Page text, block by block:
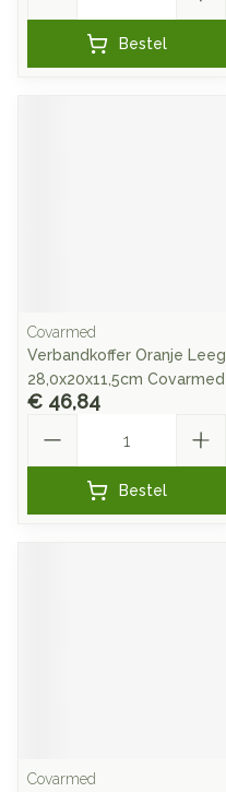
Bestel
Covarmed
Verbandkoffer Oranje Leeg
28,0x20x11,5cm Covarmed
€ 46,84
Bestel
Covarmed